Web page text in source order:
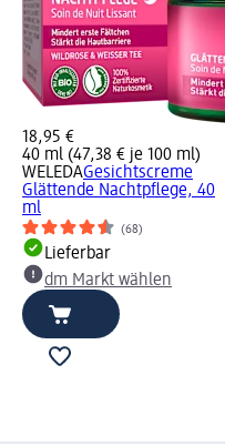
18,95 €
40 ml (47,38 € je 100 ml)
WELEDAGesichtscreme
Glättende Nachtpflege, 40
ml
(68)
Lieferbar
dm Markt wählen